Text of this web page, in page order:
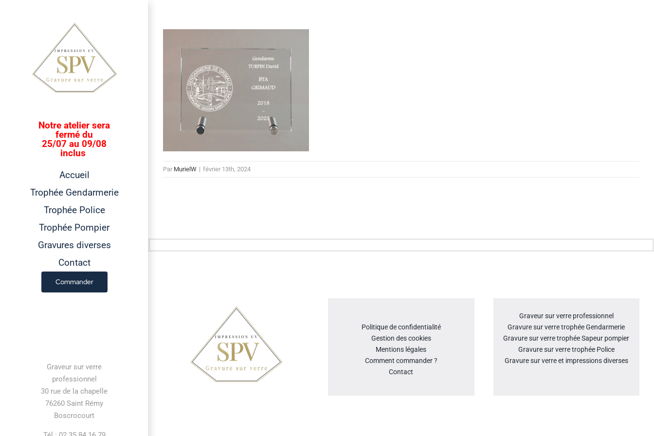
Notre atelier sera
fermé du
25/07 au 09/08
inclus
Accueil
Trophée Gendarmerie
Trophée Police
Trophée Pompier
Gravures diverses
Contact
Commander
Graveur sur verre
professionnel
30 rue de la chapelle
76260 Saint Rémy
Boscrocourt
Par MurielW | février 13th, 2024
Politique de confidentialité
Gestion des cookies
Mentions légales
Comment commander ?
Contact
Graveur sur verre professionnel
Gravure sur verre trophée Gendarmerie
Gravure sur verre trophée Sapeur pompier
Gravure sur verre trophée Police
Gravure sur verre et impressions diverses